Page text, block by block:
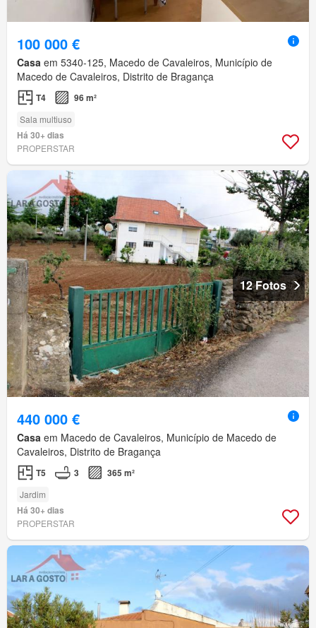
100 000 €
Casa em 5340-125, Macedo de Cavaleiros, Município de
Macedo de Cavaleiros, Distrito de Bragança
T4 96 m²
Sala multiuso
Há 30+ dias
PROPERSTAR
12 Fotos
440 000 €
Casa em Macedo de Cavaleiros, Município de Macedo de
Cavaleiros, Distrito de Bragança
T5 3 365 m²
Jardim
Há 30+ dias
PROPERSTAR